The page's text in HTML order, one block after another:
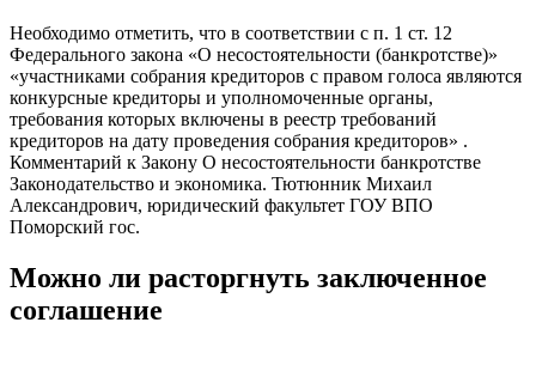
Необходимо отметить, что в соответствии с п. 1 ст. 12
Федерального закона «О несостоятельности (банкротстве)»
«участниками собрания кредиторов с правом голоса являются
конкурсные кредиторы и уполномоченные органы,
требования которых включены в реестр требований
кредиторов на дату проведения собрания кредиторов» .
Комментарий к Закону О несостоятельности банкротстве
Законодательство и экономика. Тютюнник Михаил
Александрович, юридический факультет ГОУ ВПО
Поморский гос.
Можно ли расторгнуть заключенное
соглашение